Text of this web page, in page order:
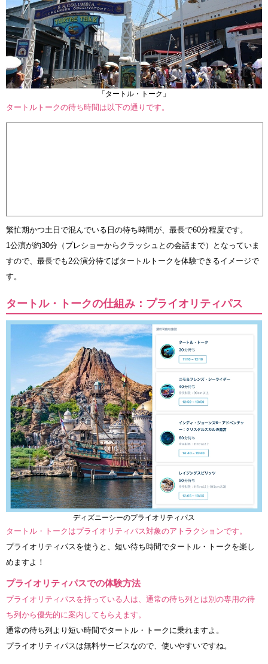
「タートル・トーク」
タートルトークの待ち時間は以下の通りです。
繁忙期かつ土日で混んでいる日の待ち時間が、最長で60分程度です。
1公演が約30分（プレショーからクラッシュとの会話まで）となっていま
すので、最長でも2公演分待てばタートルトークを体験できるイメージで
す。
タートル・トークの仕組み：プライオリティパス
ディズニーシーのプライオリティパス
タートル・トークはプライオリティパス対象のアトラクションです。
プライオリティパスを使うと、短い待ち時間でタートル・トークを楽し
めますよ！
プライオリティパスでの体験方法
プライオリティパスを持っている人は、通常の待ち列とは別の専用の待
ち列から優先的に案内してもらえます。
通常の待ち列より短い時間でタートル・トークに乗れますよ。
プライオリティパスは無料サービスなので、使いやすいですね。